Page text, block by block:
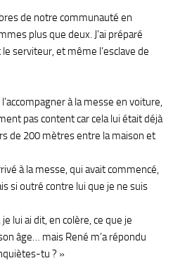
de notre communauté en
plus que deux. J’ai préparé
serviteur, et même l’esclave de
à la messe en voiture,
pas content car cela lui était déjà
de 200 mètres entre la maison et
à la messe, qui avait commencé,
si outré contre lui que je ne suis
lui ai dit, en colère, ce que je
âge… mais René m’a répondu
tu ? »